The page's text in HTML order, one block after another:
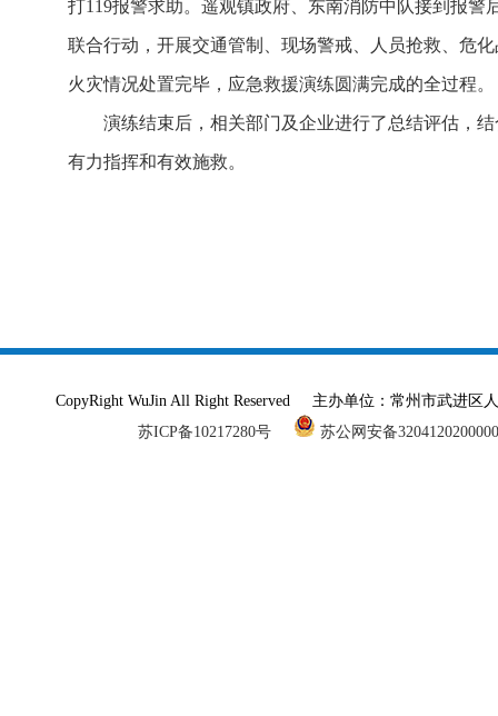
打119报警求助。遥观镇政府、东南消防中队接到报
联合行动，开展交通管制、现场警戒、人员抢救、危
火灾情况处置完毕，应急救援演练圆满完成的全过程。
演练结束后，相关部门及企业进行了总结评估，
有力指挥和有效施救。
CopyRight WuJin All Right Reserved 主办单位：常州市武进
苏ICP备10217280号
苏公网安备